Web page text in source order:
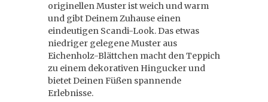
originellen Muster ist weich und warm
und gibt Deinem Zuhause einen
eindeutigen Scandi-Look. Das etwas
niedriger gelegene Muster aus
Eichenholz-Blättchen macht den Teppich
zu einem dekorativen Hingucker und
bietet Deinen Füßen spannende
Erlebnisse.